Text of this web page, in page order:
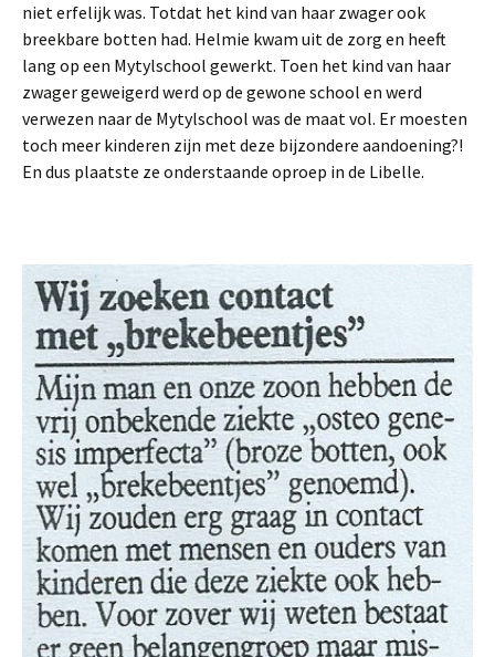
niet erfelijk was. Totdat het kind van haar zwager ook
breekbare botten had. Helmie kwam uit de zorg en heeft
lang op een Mytylschool gewerkt. Toen het kind van haar
zwager geweigerd werd op de gewone school en werd
verwezen naar de Mytylschool was de maat vol. Er moesten
toch meer kinderen zijn met deze bijzondere aandoening?!
En dus plaatste ze onderstaande oproep in de Libelle.